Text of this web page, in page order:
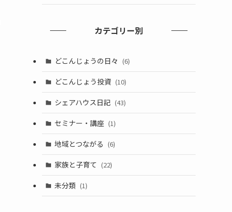
カテゴリー別
どこんじょうの日々 (6)
どこんじょう投資 (10)
シェアハウス日記 (43)
セミナー・講座 (1)
地域とつながる (6)
家族と子育て (22)
未分類 (1)